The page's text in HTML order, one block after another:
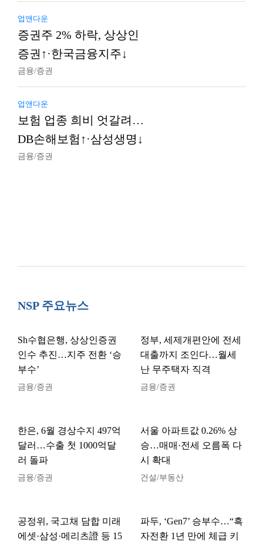
업앤다운
증권주 2% 하락, 상상인
증권↑·한국금융지주↓
금융/증권
업앤다운
보험 업종 희비 엇갈려…
DB손해보험↑·삼성생명↓
금융/증권
NSP 주요뉴스
Sh수협은행, 상상인증권
인수 추진…지주 전환 ‘승
부수’
금융/증권
정부, 세제개편안에 전세
대출까지 조인다…월세
난 무주택자 직격
금융/증권
한은, 6월 경상수지 497억
달러…수출 첫 1000억달
러 돌파
금융/증권
서울 아파트값 0.26% 상
승…매매·전세 오름폭 다
시 확대
건설/부동산
공정위, 국고채 담합 미래
에셋·삼성·메리츠證 등 15
파두, ‘Gen7’ 승부수…“흑
자전환 1년 만에 체급 키